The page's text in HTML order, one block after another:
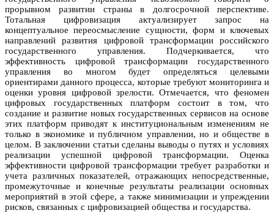
прорывном развитии страны в долгосрочной перспективе.
Тотальная цифровизация актуализирует запрос на
концептуальное переосмысление сущности, форм и ключевых
направлений развития цифровой трансформации российского
государственного управления. Подчеркивается, что
эффективность цифровой трансформации государственного
управления во многом будет определяться целевыми
ориентирами данного процесса, которые требуют мониторинга и
оценки уровня цифровой зрелости. Отмечается, что феномен
цифровых государственных платформ состоит в том, что
создание и развитие новых государственных сервисов на основе
этих платформ приводят к институциональным изменениям не
только в экономике и публичном управлении, но и обществе в
целом. В заключении статьи сделаны выводы о путях и условиях
реализации успешной цифровой трансформации. Оценка
эффективности цифровой трансформации требует разработки и
учета различных показателей, отражающих непосредственные,
промежуточные и конечные результаты реализации основных
мероприятий в этой сфере, а также минимизации и упреждении
рисков, связанных с цифровизацией общества и государства.